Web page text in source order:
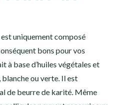
uniquement composé
bons pour vos
à base d’huiles végétales et
blanche ou verte. Il est
de beurre de karité. Même